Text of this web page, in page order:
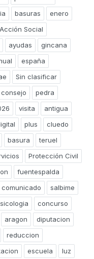
basuras
enero
Acción Social
ayudas
gincana
españa
Sin clasificar
consejo
pedra
visita
antigua
plus
cluedo
basura
teruel
Protección Civil
fuentespalda
comunicado
salbime
concurso
aragon
diputacion
reduccion
escuela
luz